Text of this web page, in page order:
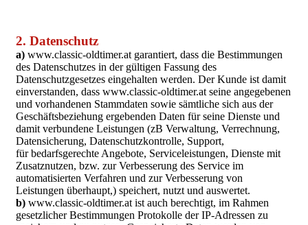
2. Datenschutz
a) www.classic-oldtimer.at garantiert, dass die Bestimmungen
des Datenschutzes in der gültigen Fassung des
Datenschutzgesetzes eingehalten werden. Der Kunde ist damit
einverstanden, dass www.classic-oldtimer.at seine angegebenen
und vorhandenen Stammdaten sowie sämtliche sich aus der
Geschäftsbeziehung ergebenden Daten für seine Dienste und
damit verbundene Leistungen (zB Verwaltung, Verrechnung,
Datensicherung, Datenschutzkontrolle, Support,
für bedarfsgerechte Angebote, Serviceleistungen, Dienste mit
Zusatznutzen, bzw. zur Verbesserung des Service im
automatisierten Verfahren und zur Verbesserung von
Leistungen überhaupt,) speichert, nutzt und auswertet.
b) www.classic-oldtimer.at ist auch berechtigt, im Rahmen
gesetzlicher Bestimmungen Protokolle der IP-Adressen zu